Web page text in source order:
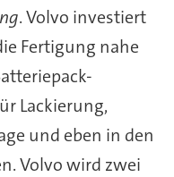
. Volvo investiert
Fertigung nahe
Lackierung,
und eben in den
Volvo wird zwei